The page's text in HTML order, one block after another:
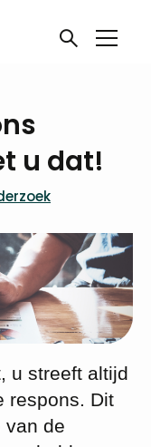
u dat!
u streeft altijd
respons. Dit
van de